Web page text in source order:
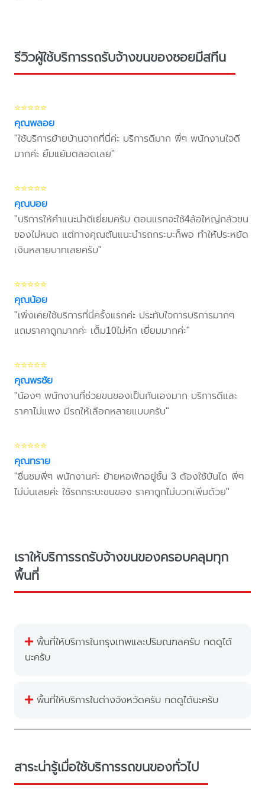
รีวิวผู้ใช้บริการรถรับจ้างขนของซอยมีสทีน
⭐⭐⭐⭐⭐
คุณพลอย
"ใช้บริการย้ายบ้านจากที่นี่ค่ะ บริการดีมาก พี่ๆ พนักงานใจดี
มากค่ะ ยิ้มแย้มตลอดเลย"
⭐⭐⭐⭐⭐
คุณบอย
"บริการให้คำแนะนำดีเยี่ยมครับ ตอนแรกจะใช้4ล้อใหญ่กลัวขน
ของไม่หมด แต่ทางคุณต้นแนะนำรถกระบะก็พอ ทำให้ประหยัด
เงินหลายบาทเลยครับ"
⭐⭐⭐⭐⭐
คุณน้อย
"เพิ่งเคยใช้บริการที่นี่ครั้งแรกค่ะ ประทับใจการบริการมากๆ
แถมราคาถูกมากค่ะ เต็ม10ไม่หัก เยี่ยมมากค่ะ"
⭐⭐⭐⭐⭐
คุณพรชัย
"น้องๆ พนักงานที่ช่วยขนของเป็นกันเองมาก บริการดีและ
ราคาไม่แพง มีรถให้เลือกหลายแบบครับ"
⭐⭐⭐⭐⭐
คุณทราย
"ชื่นชมพี่ๆ พนักงานค่ะ ย้ายหอพักอยู่ชั้น 3 ต้องใช้บันได พี่ๆ
ไม่บ่นเลยค่ะ ใช้รถกระบะขนของ ราคาถูกไม่บวกเพิ่มด้วย"
เราให้บริการรถรับจ้างขนของครอบคลุมทุก
พื้นที่
พื้นที่ให้บริการในกรุงเทพและปริมณฑลครับ กดดูได้
นะครับ
พื้นที่ให้บริการในต่างจังหวัดครับ กดดูได้นะครับ
สาระน่ารู้เมื่อใช้บริการรถขนของทั่วไป